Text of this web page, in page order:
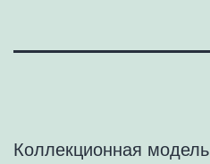
Коллекционная модель